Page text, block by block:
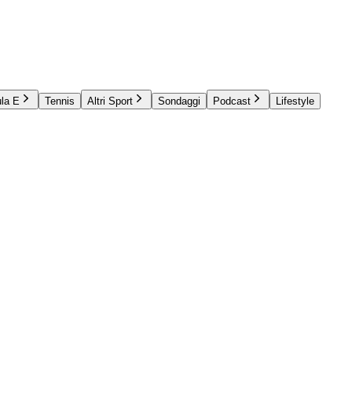
E Tennis Altri Sport Sondaggi Podcast Lifestyle